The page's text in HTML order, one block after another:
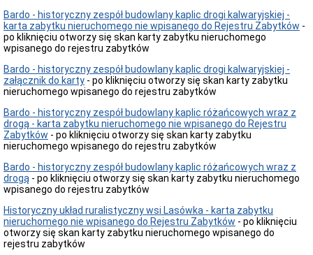
Zabytków
Obwieszczenia-
pozwolenia
na
prace
Obwieszczenia-
decyzje
warunkach
zabudowy
i
celu
publicznego
Obwieszczenia
-
Obwieszczenia-
rozprawy
administracyjne
Bardo - historyczny zespół budowlany kaplic drogi kalwaryjskiej -
karta zabytku nieruchomego nie wpisanego do Rejestru Zabytków -
po kliknięciu otworzy się skan karty zabytku nieruchomego
wpisanego do rejestru zabytków
Bardo - historyczny zespół budowlany kaplic drogi kalwaryjskiej -
załącznik do karty - po kliknięciu otworzy się skan karty zabytku
nieruchomego wpisanego do rejestru zabytków
Bardo - historyczny zespół budowlany kaplic różańcowych wraz z
drogą - karta zabytku nieruchomego nie wpisanego do Rejestru
Zabytków - po kliknięciu otworzy się skan karty zabytku
nieruchomego wpisanego do rejestru zabytków
Bardo - historyczny zespół budowlany kaplic różańcowych wraz z
drogą - po kliknięciu otworzy się skan karty zabytku nieruchomego
wpisanego do rejestru zabytków
Historyczny układ ruralistyczny wsi Lasówka - karta zabytku
nieruchomego nie wpisanego do Rejestru Zabytków - po kliknięciu
otworzy się skan karty zabytku nieruchomego wpisanego do
rejestru zabytków